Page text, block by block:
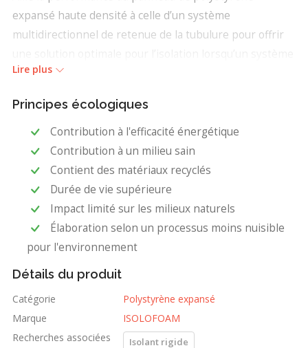
expansé haute densité à celle d’un système
multidirectionnel de retenue de la tubulure pour offrir
de chauffage par rayonnement noyé dans le béton est
Commercial.
Avantages et bénéfices
S'installe sur une dalle de béton ou sur un plancher
de bois prévu à cet effet.
Panneaux haute densité emboîtables aux 4 côtés
Idéal pour délimiter les zones de chauffage
Rapidité et efficacité au chantier
Certifié Greenguard et Greenguard Or
Contribue à l’obtention de crédits LEED
Fabriqué au Québec
Lire plus
Principes écologiques
Contribution à l'efficacité énergétique
Contribution à un milieu sain
Contient des matériaux recyclés
Durée de vie supérieure
Impact limité sur les milieux naturels
Élaboration selon un processus moins nuisible
pour l'environnement
Détails du produit
Catégorie
Polystyrène expansé
Marque
ISOLOFOAM
Recherches associées
Isolant rigide